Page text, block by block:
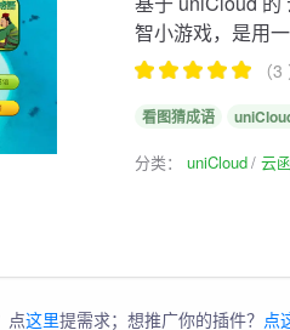
智小游戏，是用
（
看图猜成语
分类：uniCloud 云
点这里提需求；想推广你的插件？ 点